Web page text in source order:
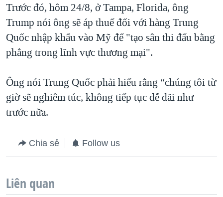
Trước đó, hôm 24/8, ở Tampa, Florida, ông
Trump nói ông sẽ áp thuế đối với hàng Trung
Quốc nhập khẩu vào Mỹ để "tạo sân thi đấu bằng
phẳng trong lĩnh vực thương mại".
Ông nói Trung Quốc phải hiểu rằng “chúng tôi từ
giờ sẽ nghiêm túc, không tiếp tục dễ dãi như
trước nữa.
Chia sẻ Follow us
Liên quan